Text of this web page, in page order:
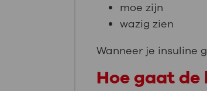
moe zijn
wazig zien
Wanneer je insuline
Hoe gaat